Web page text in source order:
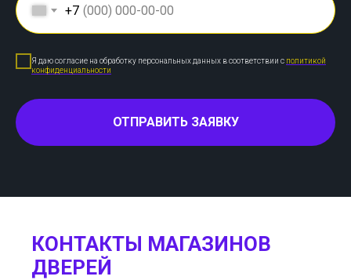
+7
Я даю согласие на обработку персональных данных в соответствии с политикой
конфиденциальности
ОТПРАВИТЬ ЗАЯВКУ
КОНТАКТЫ МАГАЗИНОВ
ДВЕРЕЙ